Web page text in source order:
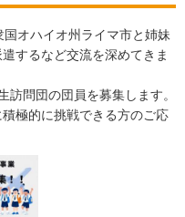
オハイオ州ライマ市と姉妹
するなど交流を深めてきま
問団の団員を募集します。
極的に挑戦できる方のご応